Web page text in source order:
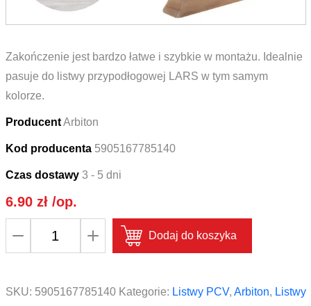
Zakończenie jest bardzo łatwe i szybkie w montażu. Idealnie
pasuje do listwy przypodłogowej LARS w tym samym
kolorze.
Producent Arbiton
Kod producenta 5905167785140
Czas dostawy 3 - 5 dni
6.90 zł/op.
i
Dodaj do koszyka
SKU: 5905167785140 Kategorie: Listwy PCV, Arbiton, Listwy